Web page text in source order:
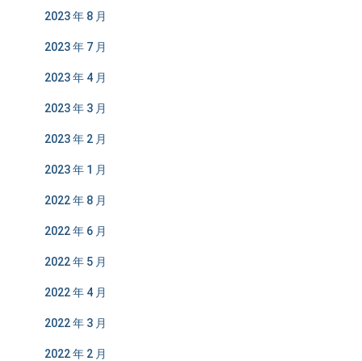
2023 年 8 月
2023 年 7 月
2023 年 4 月
2023 年 3 月
2023 年 2 月
2023 年 1 月
2022 年 8 月
2022 年 6 月
2022 年 5 月
2022 年 4 月
2022 年 3 月
2022 年 2 月